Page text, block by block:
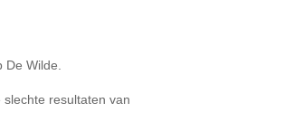
Wilde.
resultaten van